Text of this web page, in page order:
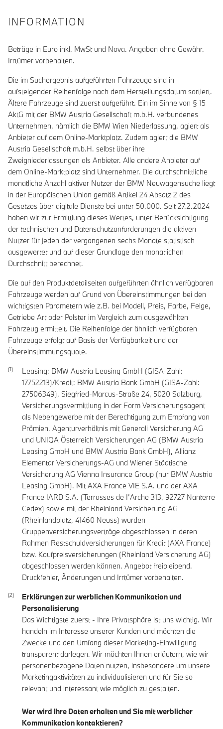
INFORMATION
Beträge in Euro inkl. MwSt und Nova. Angaben ohne Gewähr.
Irrtümer vorbehalten.
Die im Suchergebnis aufgeführten Fahrzeuge sind in
aufsteigender Reihenfolge nach dem Herstellungsdatum sortiert.
Ältere Fahrzeuge sind zuerst aufgeführt. Ein im Sinne von § 15
AktG mit der BMW Austria Gesellschaft m.b.H. verbundenes
Unternehmen, nämlich die BMW Wien Niederlassung, agiert als
Anbieter auf dem Online-Marktplatz. Zudem agiert die BMW
Austria Gesellschaft m.b.H. selbst über ihre
Zweigniederlassungen als Anbieter. Alle andere Anbieter auf
dem Online-Marktplatz sind Unternehmer. Die durchschnittliche
monatliche Anzahl aktiver Nutzer der BMW Neuwagensuche liegt
in der Europäischen Union gemäß Artikel 24 Absatz 2 des
Gesetzes über digitale Dienste bei unter 50.000. Seit 27.2.2024
haben wir zur Ermittlung dieses Wertes, unter Berücksichtigung
der technischen und Datenschutzanforderungen die aktiven
Nutzer für jeden der vergangenen sechs Monate statistisch
ausgewertet und auf dieser Grundlage den monatlichen
Durchschnitt berechnet.
Die auf den Produktdetailseiten aufgeführten ähnlich verfügbaren
Fahrzeuge werden auf Grund von Übereinstimmungen bei den
wichtigsten Parametern wie z.B. bei Modell, Preis, Farbe, Felge,
Getriebe Art oder Polster im Vergleich zum ausgewählten
Fahrzeug ermittelt. Die Reihenfolge der ähnlich verfügbaren
Fahrzeuge erfolgt auf Basis der Verfügbarkeit und der
Übereinstimmungsquote.
Leasing: BMW Austria Leasing GmbH (GISA-Zahl:
17752213)/Kredit: BMW Austria Bank GmbH (GISA-Zahl:
27506349), Siegfried-Marcus-Straße 24, 5020 Salzburg,
Versicherungsvermittlung in der Form Versicherungsagent
als Nebengewerbe mit der Berechtigung zum Empfang von
Prämien. Agenturverhältnis mit Generali Versicherung AG
und UNIQA Österreich Versicherungen AG (BMW Austria
Leasing GmbH und BMW Austria Bank GmbH), Allianz
Elementar Versicherungs-AG und Wiener Städtische
Versicherung AG Vienna Insurance Group (nur BMW Austria
Leasing GmbH). Mit AXA France VIE S.A. und der AXA
France IARD S.A. (Terrasses de I’Arche 313, 92727 Nanterre
Cedex) sowie mit der Rheinland Versicherung AG
(Rheinlandplatz, 41460 Neuss) wurden
Gruppenversicherungsverträge abgeschlossen in deren
Rahmen Restschuldversicherungen für Kredit (AXA France)
bzw. Kaufpreisversicherungen (Rheinland Versicherung AG)
abgeschlossen werden können. Angebot freibleibend.
Druckfehler, Änderungen und Irrtümer vorbehalten.
Erklärungen zur werblichen Kommunikation und
Personalisierung
Das Wichtigste zuerst - Ihre Privatsphäre ist uns wichtig. Wir
handeln im Interesse unserer Kunden und möchten die
Zwecke und den Umfang dieser Marketing-Einwilligung
transparent darlegen. Wir möchten Ihnen erläutern, wie wir
personenbezogene Daten nutzen, insbesondere um unsere
Marketingaktivitäten zu individualisieren und für Sie so
relevant und interessant wie möglich zu gestalten.
Wer wird Ihre Daten erhalten und Sie mit werblicher
Kommunikation kontaktieren?